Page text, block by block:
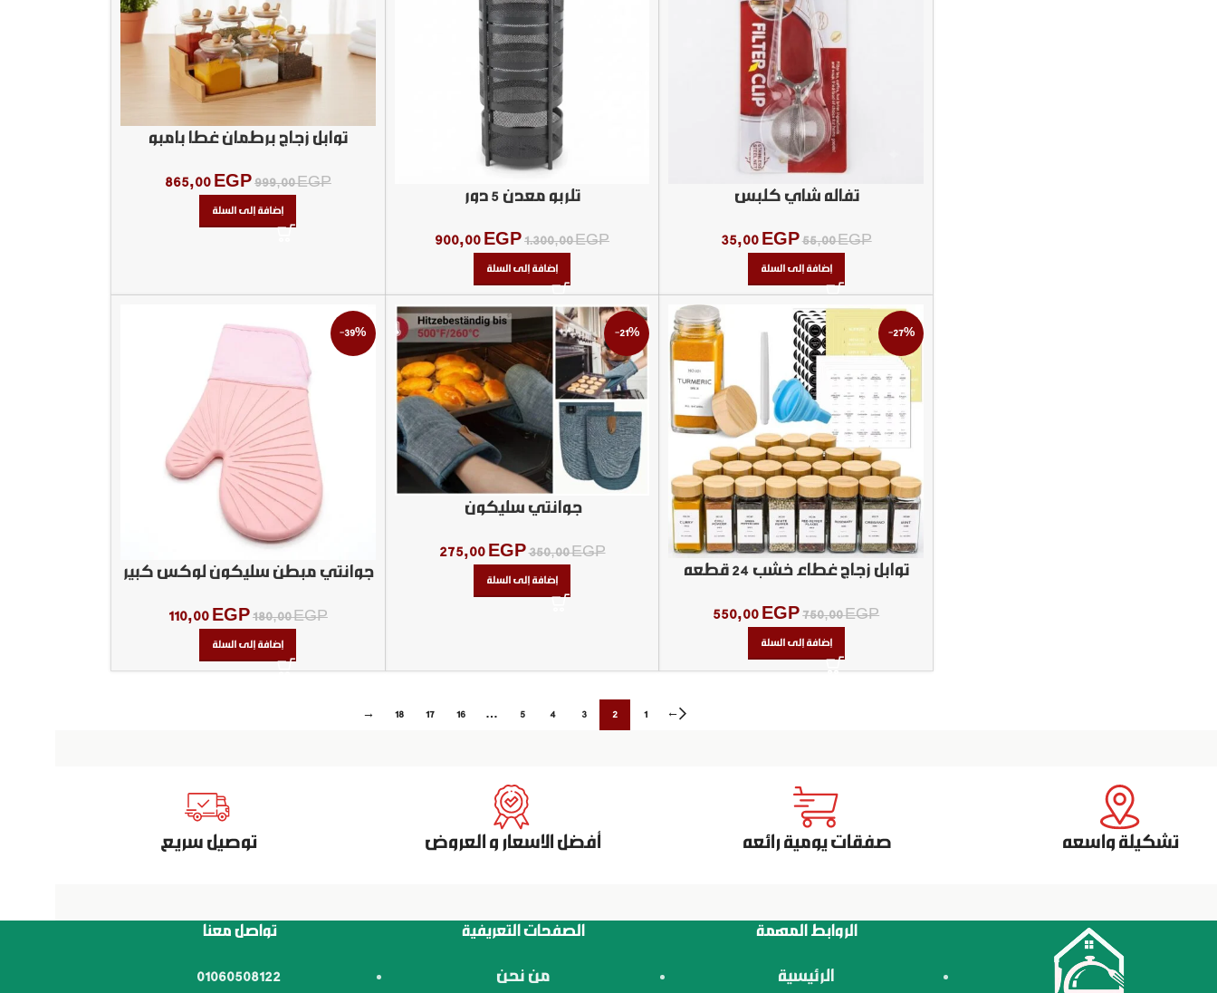
تفاله شاي كلبس
55,00EGP
35,00 EGP
إضافة إلى السلة
تلربو معدن 5 دور
1.300,00EGP
900,00 EGP
إضافة إلى السلة
توابل زجاج برطمان غطا بامبو
999,00EGP
865,00 EGP
إضافة إلى السلة
-27%
توابل زجاج غطاء خشب 24 قطعه
750,00EGP
550,00 EGP
إضافة إلى السلة
-21%
جوانتي سليكون
350,00EGP
275,00 EGP
إضافة إلى السلة
-39%
جوانتي مبطن سليكون لوكس كبير
180,00EGP
110,00 EGP
إضافة إلى السلة
←
1
2
3
4
5
…
16
17
18
→
تشكيلة واسعه صفقات يومية رائعه أفضل الاسعار و العروض توصيل سريع
الروابط المهمة
الرئيسية
الصفحات التعريفية
من نحن
تواصل معنا
01060508122